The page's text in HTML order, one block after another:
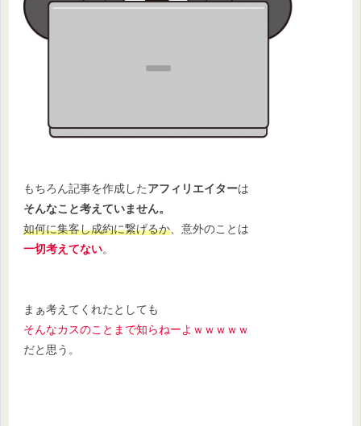
もちろん記事を作成したアフィリエイターは
そんなこと考えていません。
如何に集客し成約に繋げるか、意外のことは
一切考えてない。
まぁ考えてくれたとしても
そんなカスのことまで知らねーよｗｗｗｗｗ
だと思う。